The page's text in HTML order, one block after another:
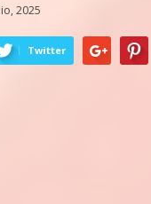
2025
Twitter